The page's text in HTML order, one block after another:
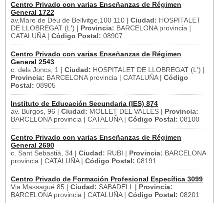
Centro Privado con varias Enseñanzas de Régimen
General 1722
av.Mare de Déu de Bellvitge,100 110 | Ciudad: HOSPITALET
DE LLOBREGAT (L') | Provincia: BARCELONA provincia |
CATALUÑA | Código Postal: 08907
Centro Privado con varias Enseñanzas de Régimen
General 2543
c. dels Joncs, 1 | Ciudad: HOSPITALET DE LLOBREGAT (L') |
Provincia: BARCELONA provincia | CATALUÑA | Código
Postal: 08905
Instituto de Educación Secundaria (IES) 874
av. Burgos, 96 | Ciudad: MOLLET DEL VALLÈS | Provincia:
BARCELONA provincia | CATALUÑA | Código Postal: 08100
Centro Privado con varias Enseñanzas de Régimen
General 2690
c. Sant Sebastià, 34 | Ciudad: RUBI | Provincia: BARCELONA
provincia | CATALUÑA | Código Postal: 08191
Centro Privado de Formación Profesional Específica 3099
Via Massagué 85 | Ciudad: SABADELL | Provincia:
BARCELONA provincia | CATALUÑA | Código Postal: 08201